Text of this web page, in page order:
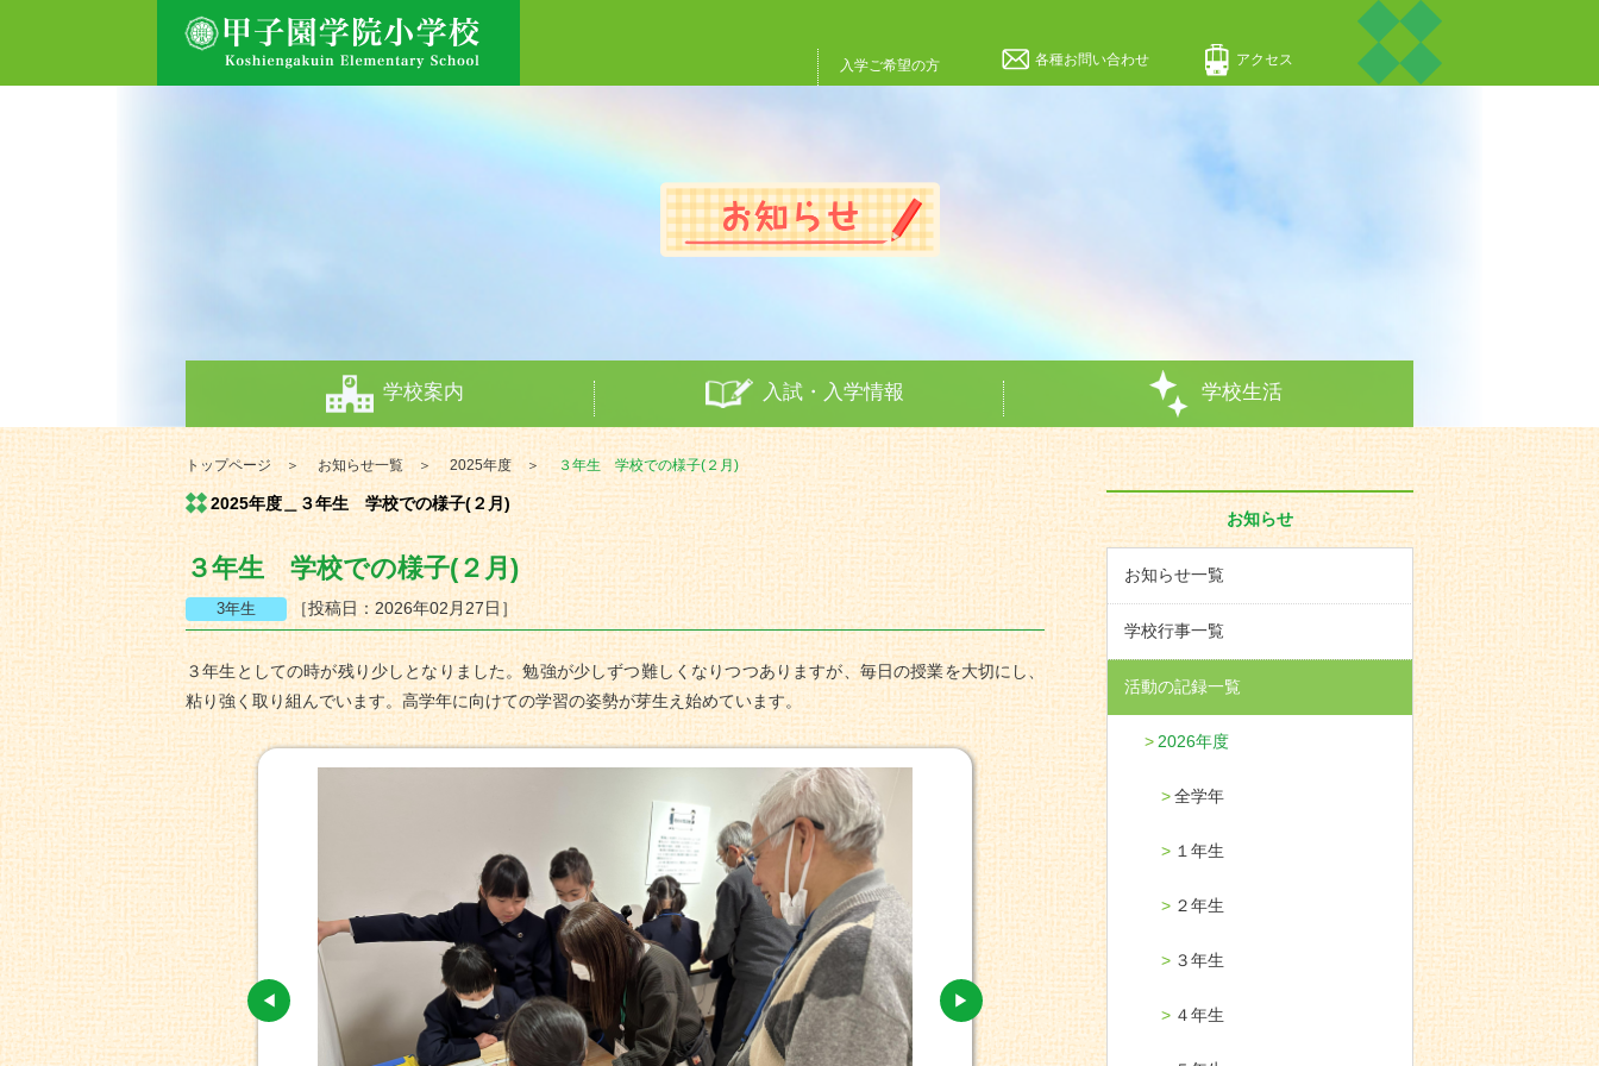
学校案内 入試・入学情報 学校生活
入学ご希望の方 各種お問い合わせ アクセス
トップページ お知らせ一覧 2025年度 ３年生 学校での様子(２月)
2025年度＿３年生 学校での様子(２月)
３年生 学校での様子(２月)
［投稿日：2026年02月27日］
３年生としての時が残り少しとなりました。勉強が少しずつ難しくなりつつありますが、毎日の授業を大切にし、
粘り強く取り組んでいます。高学年に向けての学習の姿勢が芽生え始めています。
お知らせ
お知らせ一覧
学校行事一覧
活動の記録一覧
2026年度
全学年
１年生
２年生
３年生
４年生